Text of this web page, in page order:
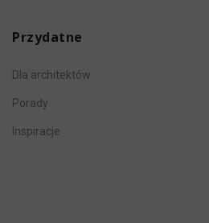
Przydatne
Dla architektów
Porady
Inspiracje